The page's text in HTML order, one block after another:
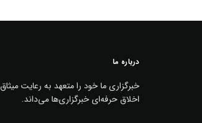
درباره ما
خبرگزاری ما خود را متعهد به رعایت میثاق
اخلاق حرفه‌ای خبرگزاری‌ها می‌داند.